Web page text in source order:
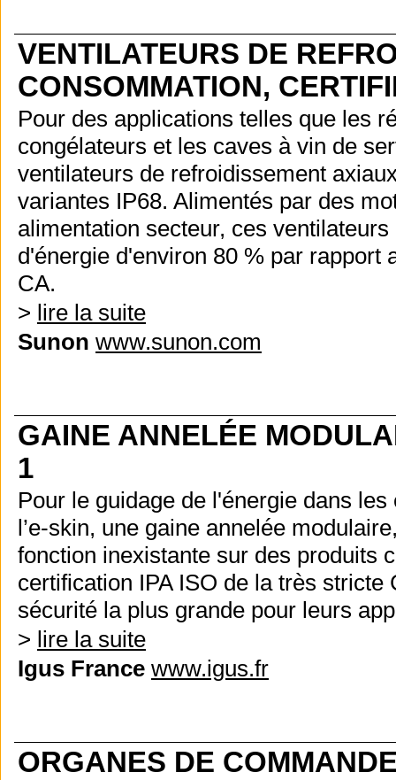
VENTILATEURS DE
CONSOMMATION,
Pour des applications telles que les
congélateurs et les caves à vin de
ventilateurs de refroidissement
variantes IP68. Alimentés par des
alimentation secteur, ces
d'énergie d'environ 80 % par rapport
CA.
> lire la suite
Sunon www.sunon.com
GAINE ANNELÉE
1
Pour le guidage de l'énergie dans
l’e-skin, une gaine annelée
fonction inexistante sur des produits
certification IPA ISO de la très
sécurité la plus grande pour leurs
> lire la suite
Igus France www.igus.fr
ORGANES DE